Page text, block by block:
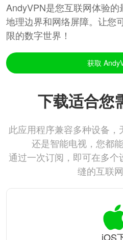
AndyVPN是您互联网体验
地理边界和网络屏障。让您
限的数字世界！
获取
下载适合您
此应用程序兼容多种设备
还是智能电视，您都
通过一次订阅，即可在多
缝的互联网
iOS